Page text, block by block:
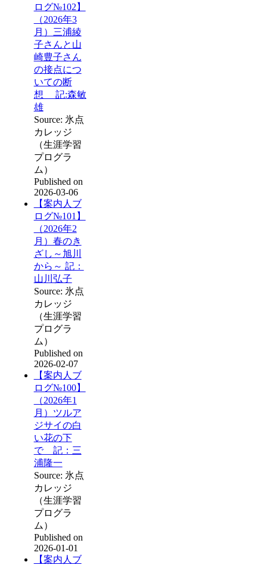
ログ№102】
（2026年3
月）三浦綾
子さんと山
崎豊子さん
の接点につ
いての断
想 記:森敏
雄
Source: 氷点
カレッジ
（生涯学習
プログラ
ム）
Published on
2026-03-06
【案内人ブ
ログ№101】
（2026年2
月）春のき
ざし～旭川
から～ 記：
山川弘子
Source: 氷点
カレッジ
（生涯学習
プログラ
ム）
Published on
2026-02-07
【案内人ブ
ログ№100】
（2026年1
月）ツルア
ジサイの白
い花の下
で 記：三
浦隆一
Source: 氷点
カレッジ
（生涯学習
プログラ
ム）
Published on
2026-01-01
【案内人ブ